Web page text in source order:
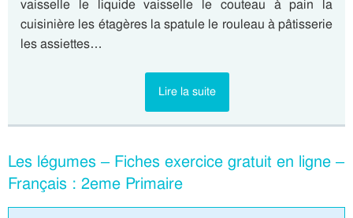
vaisselle le liquide vaisselle le couteau à pain la
cuisinière les étagères la spatule le rouleau à pâtisserie
les assiettes…
Lire la suite
Les légumes – Fiches exercice gratuit en ligne –
Français : 2eme Primaire